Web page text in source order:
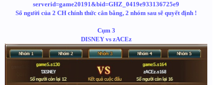
serverid=game20191&bid=GHZ_0419e933136725e9
Số người của 2 CH chính thức cân bằng, 2 nhóm sau sẽ quyết định !
Cụm 3
DISNEY vs zACEz